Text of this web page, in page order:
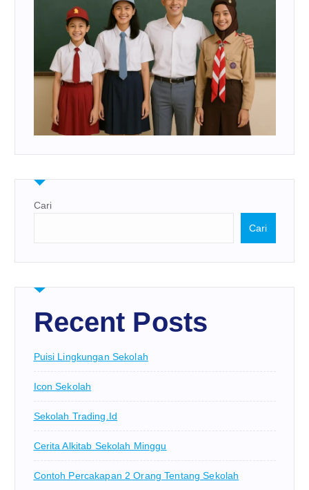
Cari
Cari
Recent Posts
Puisi Lingkungan Sekolah
Icon Sekolah
Sekolah Trading.id
Cerita Alkitab Sekolah Minggu
Contoh Percakapan 2 Orang Tentang Sekolah